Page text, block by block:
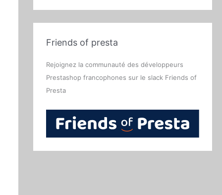
Friends of presta
Rejoignez la communauté des développeurs
Prestashop francophones sur le slack Friends of
Presta